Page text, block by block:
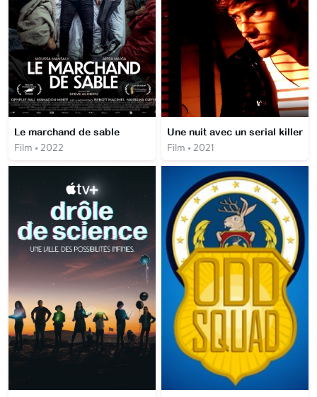
Le marchand de sable
Film • 2022
Une nuit avec un serial killer
Film • 2021